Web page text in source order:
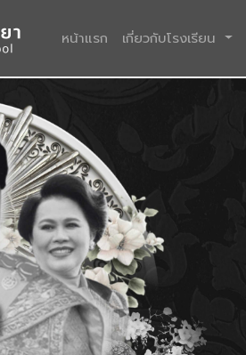
หน้าแรก (current)
เกี่ยวกับโรงเรียน